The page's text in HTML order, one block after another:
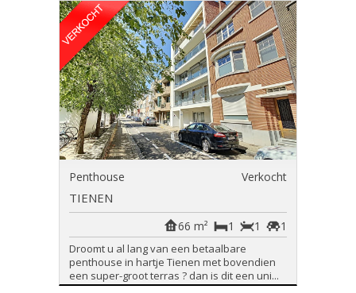
Penthouse Verkocht
TIENEN
1
1
1
66 m²
Droomt u al lang van een betaalbare
penthouse in hartje Tienen met bovendien
een super-groot terras ? dan is dit een uni...